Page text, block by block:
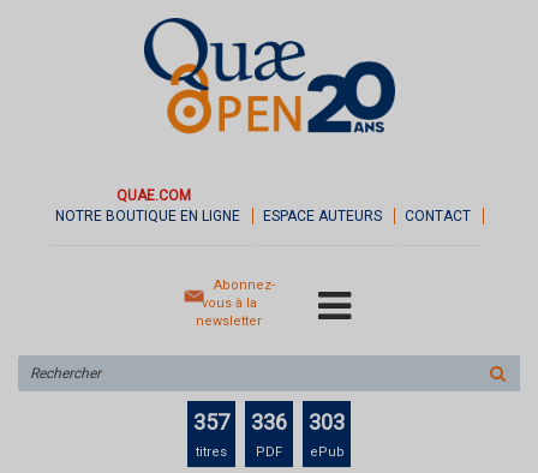
QUAE.COM
NOTRE BOUTIQUE EN LIGNE
ESPACE AUTEURS CONTACT
Abonnez-
vous à la
newsletter
sur
le
357
titres
336
PDF
303
ePub